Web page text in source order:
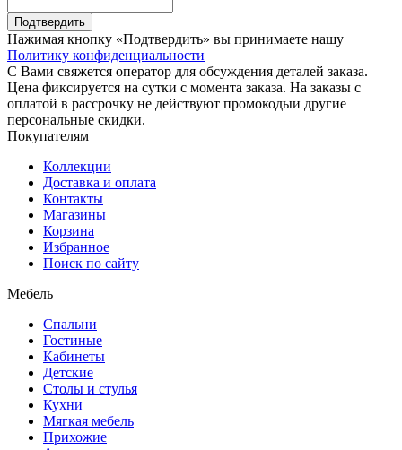
Подтвердить
Нажимая кнопку «Подтвердить» вы принимаете нашу
Политику конфиденциальности
С Вами свяжется оператор для обсуждения деталей заказа.
Цена фиксируется на сутки с момента заказа. На заказы с
оплатой в рассрочку не действуют промокодыи другие
персональные скидки.
Покупателям
Коллекции
Доставка и оплата
Контакты
Магазины
Корзина
Избранное
Поиск по сайту
Мебель
Спальни
Гостиные
Кабинеты
Детские
Столы и стулья
Кухни
Мягкая мебель
Прихожие